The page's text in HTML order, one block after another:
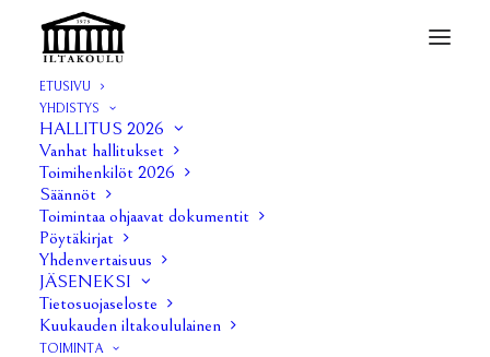
ETUSIVU
YHDISTYS
HALLITUS 2026
Vanhat hallitukset
Toimihenkilöt 2026
Säännöt
Toimintaa ohjaavat dokumentit
Pöytäkirjat
Yhdenvertaisuus
JÄSENEKSI
Tietosuojaseloste
Kuukauden iltakoululainen
TOIMINTA
Pöytäkirjat 2026
12 TAMMIKUUN, 2026 INPÖYTÄKIRJAT
Hallituksen kokous 1/2026
Hallituksen kokous 2/2026